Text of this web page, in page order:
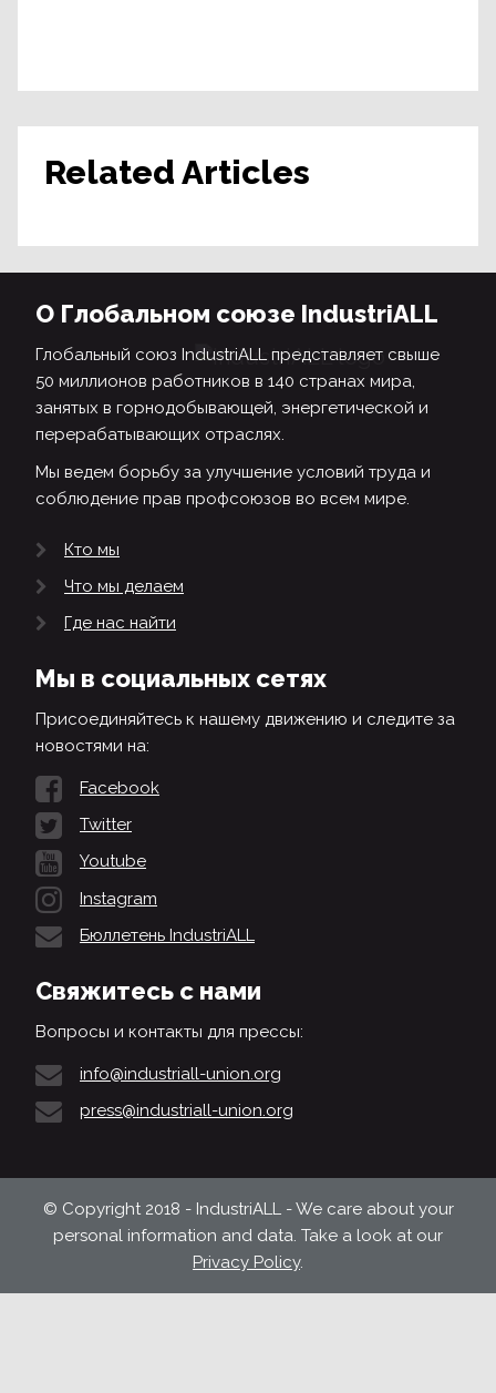
Related Articles
О Глобальном союзе IndustriALL
Глобальный союз IndustriALL представляет свыше
50 миллионов работников в 140 странах мира,
занятых в горнодобывающей, энергетической и
перерабатывающих отраслях.
Мы ведем борьбу за улучшение условий труда и
соблюдение прав профсоюзов во всем мире.
Кто мы
Что мы делаем
Где нас найти
Мы в социальных сетях
Присоединяйтесь к нашему движению и следите за
новостями на:
Facebook
Twitter
Youtube
Instagram
Бюллетень IndustriALL
Свяжитесь с нами
Вопросы и контакты для прессы:
info@industriall-union.org
press@industriall-union.org
© Copyright 2018 - IndustriALL - We care about your
personal information and data. Take a look at our
Privacy Policy.